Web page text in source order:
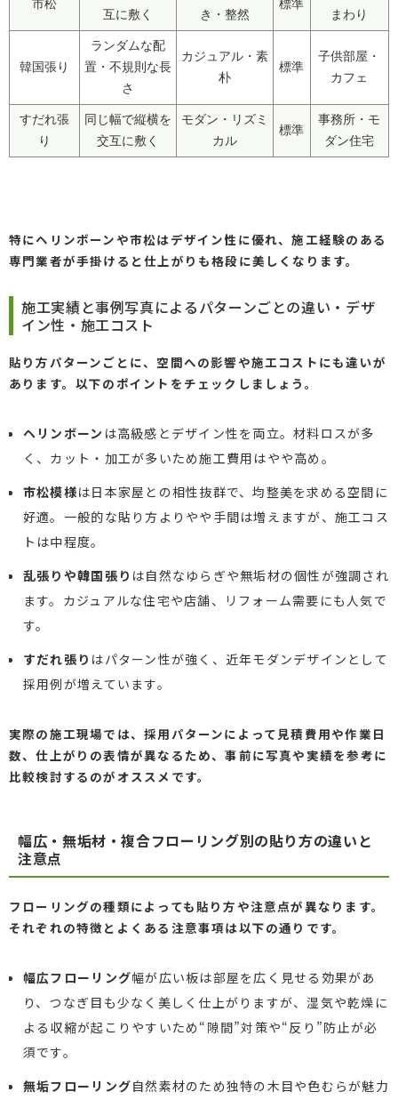
市松
互に敷く
き・整然
標準
まわり
韓国張り
ランダムな配
置・不規則な長
さ
カジュアル・素
朴
標準
子供部屋・
カフェ
すだれ張
り
同じ幅で縦横を
交互に敷く
モダン・リズミ
カル
標準
事務所・モ
ダン住宅
特にヘリンボーンや市松はデザイン性に優れ、施工経験のある
専門業者が手掛けると仕上がりも格段に美しくなります。
施工実績と事例写真によるパターンごとの違い・デザ
イン性・施工コスト
貼り方パターンごとに、空間への影響や施工コストにも違いが
あります。以下のポイントをチェックしましょう。
ヘリンボーン は高級感とデザイン性を両立。材料ロスが多
く、カット・加工が多いため施工費用はやや高め。
市松模様は日本家屋との相性抜群で、均整美を求める空間に
好適。一般的な貼り方よりやや手間は増えますが、施工コス
トは中程度。
乱張りや韓国張り は自然なゆらぎや無垢材の個性が強調され
ます。カジュアルな住宅や店舗、リフォーム需要にも人気で
す。
すだれ張り はパターン性が強く、近年モダンデザインとして
採用例が増えています。
実際の施工現場では、採用パターンによって見積費用や作業日
数、仕上がりの表情が異なるため、事前に写真や実績を参考に
比較検討するのがオススメです。
幅広・無垢材・複合フローリング別の貼り方の違いと
注意点
フローリングの種類によっても貼り方や注意点が異なります。
それぞれの特徴とよくある注意事項は以下の通りです。
幅広フローリング幅が広い板は部屋を広く見せる効果があ
り、つなぎ目も少なく美しく仕上がりますが、湿気や乾燥に
よる収縮が起こりやすいため“隙間”対策や“反り”防止が必
須です。
無垢フローリング自然素材のため独特の木目や色むらが魅力